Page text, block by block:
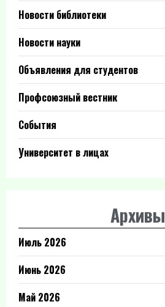
Новости библиотеки
Новости науки
Объявления для студентов
Профсоюзный вестник
События
Университет в лицах
Архивы
Июль 2026
Июнь 2026
Май 2026